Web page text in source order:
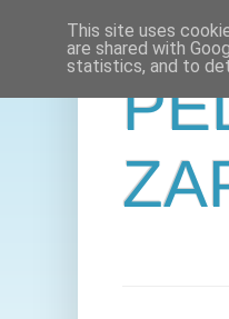
This site uses
are shared with
statistics, and to